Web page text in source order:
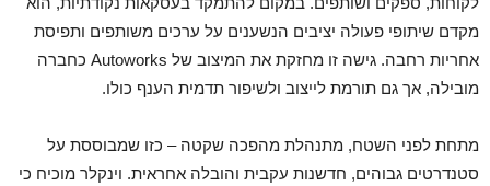
מקדם שיתופי פעולה יציבים הנשענים על ערכים משותפים ותפיסת
אחריות רחבה. גישה זו מחזקת את המיצוב של Autoworks כחברה
מובילה, אך גם תורמת לייצוב ולשיפור תדמית הענף כולו.
מתחת לפני השטח, מתנהלת מהפכה שקטה – כזו שמבוססת על
סטנדרטים גבוהים, חדשנות עקבית והובלה אחראית. וינקלר מוכיח כי